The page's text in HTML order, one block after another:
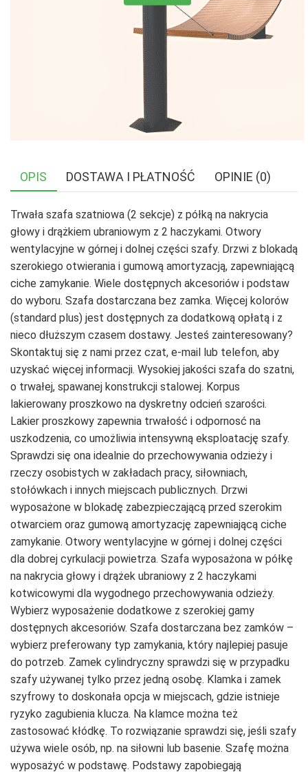
OPIS DOSTAWA I PŁATNOŚĆ OPINIE (0)
Trwała szafa szatniowa (2 sekcje) z półką na nakrycia
głowy i drążkiem ubraniowym z 2 haczykami. Otwory
wentylacyjne w górnej i dolnej części szafy. Drzwi z blokadą
szerokiego otwierania i gumową amortyzacją, zapewniającą
ciche zamykanie. Wiele dostępnych akcesoriów i podstaw
do wyboru. Szafa dostarczana bez zamka. Więcej kolorów
(standard plus) jest dostępnych za dodatkową opłatą i z
nieco dłuższym czasem dostawy. Jesteś zainteresowany?
Skontaktuj się z nami przez czat, e-mail lub telefon, aby
uzyskać więcej informacji. Wysokiej jakości szafa do szatni,
o trwałej, spawanej konstrukcji stalowej. Korpus
lakierowany proszkowo na dyskretny odcień szarości.
Lakier proszkowy zapewnia trwałość i odpornosć na
uszkodzenia, co umożliwia intensywną eksploatację szafy.
Sprawdzi się ona idealnie do przechowywania odzieży i
rzeczy osobistych w zakładach pracy, siłowniach,
stołówkach i innych miejscach publicznych. Drzwi
wyposażone w blokadę zabezpieczającą przed szerokim
otwarciem oraz gumową amortyzację zapewniającą ciche
zamykanie. Otwory wentylacyjne w górnej i dolnej części
dla dobrej cyrkulacji powietrza. Szafa wyposażona w półkę
na nakrycia głowy i drążek ubraniowy z 2 haczykami
kotwicowymi dla wygodnego przechowywania odzieży.
Wybierz wyposażenie dodatkowe z szerokiej gamy
dostępnych akcesoriów. Szafa dostarczana bez zamków –
wybierz preferowany typ zamykania, który najlepiej pasuje
do potrzeb. Zamek cylindryczny sprawdzi się w przypadku
szafy używanej tylko przez jedną osobę. Klamka i zamek
szyfrowy to doskonała opcja w miejscach, gdzie istnieje
ryzyko zagubienia klucza. Na klamce można też
zastosować kłódkę. To rozwiązanie sprawdzi się, jeśli szafy
używa wiele osób, np. na siłowni lub basenie. Szafę można
wyposażyć w podstawę. Podstawy zapobiegają